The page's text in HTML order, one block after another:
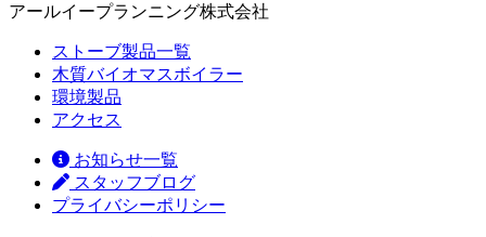
アールイープランニング株式会社
ストーブ製品一覧
木質バイオマスボイラー
環境製品
アクセス
お知らせ一覧
スタッフブログ
プライバシーポリシー